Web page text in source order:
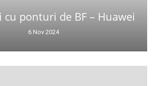
cu ponturi de BF – Huawei
6 Nov 2024